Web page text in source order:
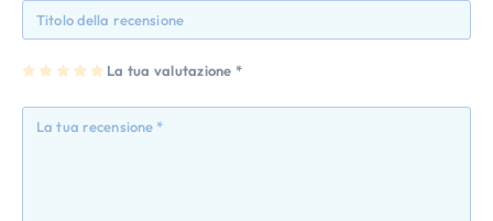
La tua valutazione *
1
a
2
e
su
5
3
e
su
5
4
e
su
5
5
e
su
5